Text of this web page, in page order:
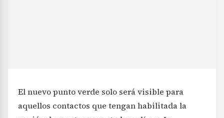
El nuevo punto verde solo será visible para
aquellos contactos que tengan habilitada la